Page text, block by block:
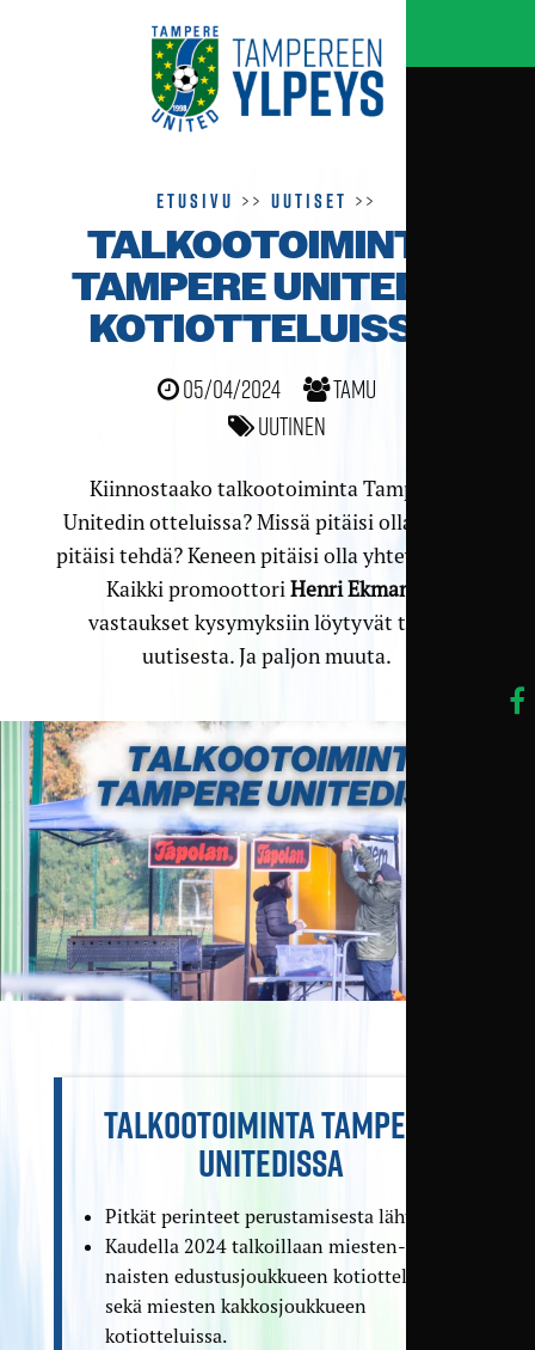
Etusivu >>Uutiset >>
TALKOOTOIMINTA
TAMPERE UNITEDIN
KOTIOTTELUISSA
05/04/2024
TamU
Uutinen
Kiinnostaako talkootoiminta Tampere
Unitedin otteluissa? Missä pitäisi olla? Mitä
pitäisi tehdä? Keneen pitäisi olla yhteydessä?
Kaikki promoottoriHenri Ekmanin
vastaukset kysymyksiin löytyvät tästä
uutisesta. Ja paljon muuta.
TALKOOTOIMINTA TAMPERE
UNITEDISSA
Pitkät perinteet perustamisesta lähtien.
Kaudella 2024 talkoillaan miesten- ja
naisten edustusjoukkueen kotiotteluissa
sekä miesten kakkosjoukkueen
kotiotteluissa.